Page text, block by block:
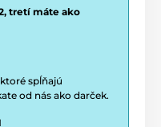
2, tretí máte ako
spĺňajú
od nás ako darček.